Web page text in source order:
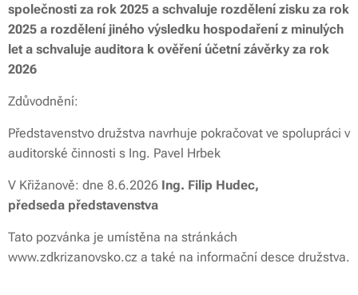
společnosti za rok 2025 a schvaluje rozdělení zisku za rok
2025 a rozdělení jiného výsledku hospodaření z minulých
let a schvaluje auditora k ověření účetní závěrky za rok
2026
Zdůvodnění:
Představenstvo družstva navrhuje pokračovat ve spolupráci v
auditorské činnosti s Ing. Pavel Hrbek
V Křižanově: dne 8.6.2026 Ing. Filip Hudec,
předseda představenstva
Tato pozvánka je umístěna na stránkách
www.zdkrizanovsko.cz a také na informační desce družstva.